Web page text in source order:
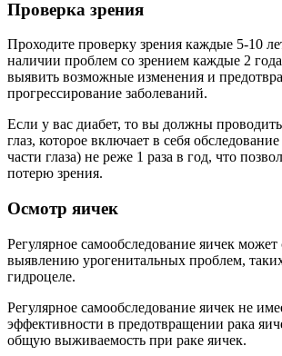
Проверка зрения
Проходите проверку зрения каждые 5-10
наличии проблем со зрением каждые 2
выявить возможные изменения и
прогрессирование заболеваний.
Если у вас диабет, то вы должны
глаз, которое включает в себя
части глаза) не реже 1 раза в год, что
потерю зрения.
Осмотр яичек
Регулярное самообследование яичек может
выявлению урогенитальных проблем,
гидроцеле.
Регулярное самообследование яичек не
эффективности в предотвращении рака
общую выживаемость при раке яичек.